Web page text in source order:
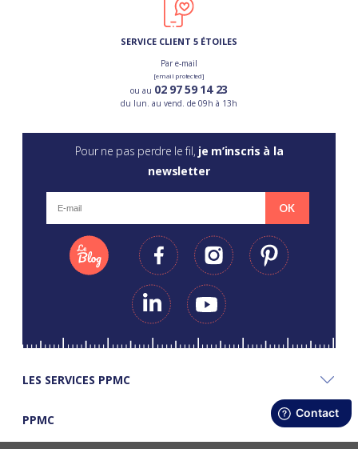
SERVICE CLIENT 5 ÉTOILES
Par e-mail
[email protected]
ou au 02 97 59 14 23
du lun. au vend. de 09h à 13h
Pour ne pas perdre le fil, je m’inscris à la
newsletter
OK
LES SERVICES PPMC
PPMC